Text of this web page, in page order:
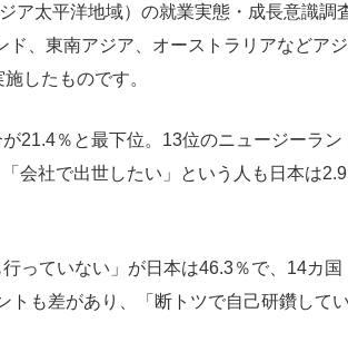
ア太平洋地域）の就業実態・成長意識調
ド、東南アジア、オーストラリアなどア
したものです。
21.4％と最下位。13位のニュージーラン
会社で出世したい」という人も日本は2.9
っていない」が日本は46.3％で、14カ国
トも差があり、「断トツで自己研鑽して